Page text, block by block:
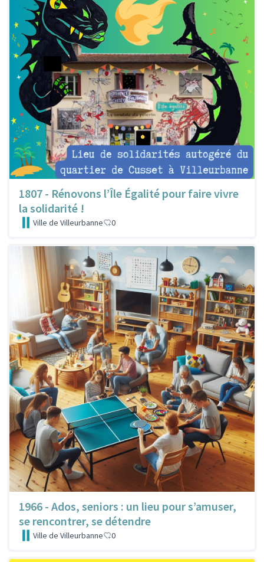
1807 - Rénovons l’Île Égalité pour faire vivre
la solidarité !
Ville de Villeurbanne 0
1966 - Ados, seniors : un lieu pour s’amuser,
se rencontrer, se détendre
Ville de Villeurbanne 0